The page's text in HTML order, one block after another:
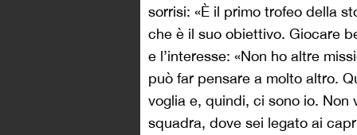
sorrisi: «È il primo trofeo della
che è il suo obiettivo. Giocare
e l’interesse: «Non ho altre
può far pensare a molto altro.
voglia e, quindi, ci sono io. Non
squadra, dove sei legato ai